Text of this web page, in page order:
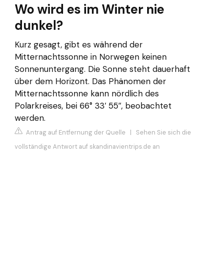
Wo wird es im Winter nie
dunkel?
Kurz gesagt, gibt es während der
Mitternachtssonne in Norwegen keinen
Sonnenuntergang. Die Sonne steht dauerhaft
über dem Horizont. Das Phänomen der
Mitternachtssonne kann nördlich des
Polarkreises, bei 66° 33′ 55″, beobachtet
werden.
Antrag auf Entfernung der Quelle | Sehen Sie sich die
vollständige Antwort auf skandinavientrips.de an